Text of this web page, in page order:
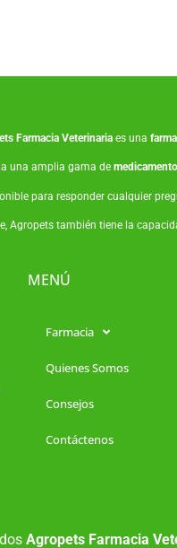
Farmacia Veterinariaes una
una amplia gama de
para responder cualquier
Agropets también tiene la
MENÚ
Farmacia
Quienes Somos
Consejos
Contáctenos
Agropets Farmacia